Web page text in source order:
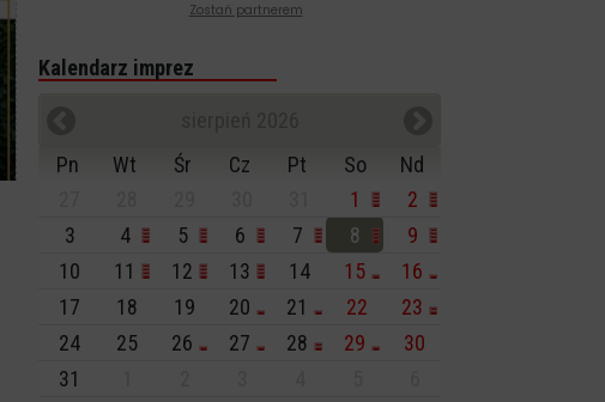
Zostań partnerem
Kalendarz imprez
Pn
Wt Śr Cz Pt So
Nd
1
2
3
4 5 6 7 8
9
10
11 12 13 14 15
16
17
18 19 20 21 22
23
24
25 26 27 28 29
30
31